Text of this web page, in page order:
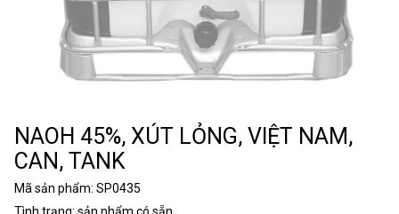
NAOH 45%, XÚT LỎNG, VIỆT NAM,
CAN, TANK
Mã sản phẩm: SP0435
Tình trạng: sản phẩm có sẵn